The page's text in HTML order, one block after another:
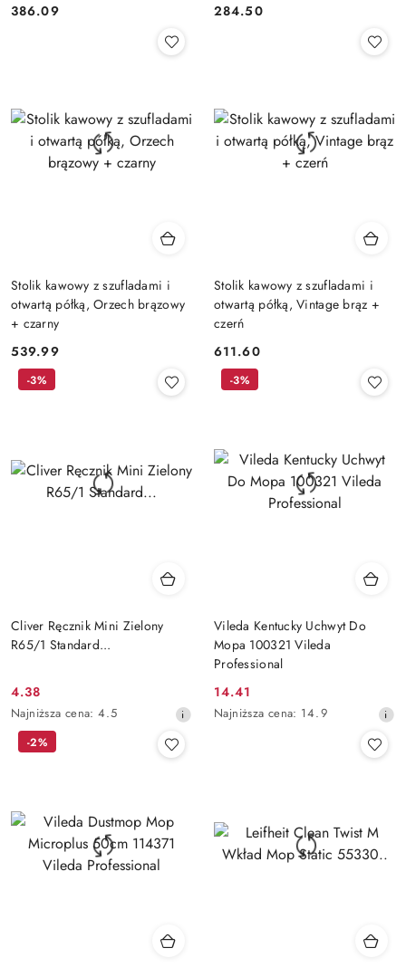
Cena:
386.09 Cena:
284.50
Stolik kawowy z szufladami i
otwartą półką, Orzech brązowy
+ czarny
Cena:
539.99
Stolik kawowy z szufladami i
otwartą półką, Vintage brąz +
czerń
Cena:
611.60
Cliver Ręcznik Mini Zielony
R65/1 Standard...
Cena
promocyjna:
4.38
Najniższa
cena
obniżką
Najniższa cena: 4.5
-3%
Vileda Kentucky Uchwyt Do
Mopa 100321 Vileda
Professional
Cena
promocyjna:
14.41
Najniższa
Najniższa cena: 14.9
-3%
-2%